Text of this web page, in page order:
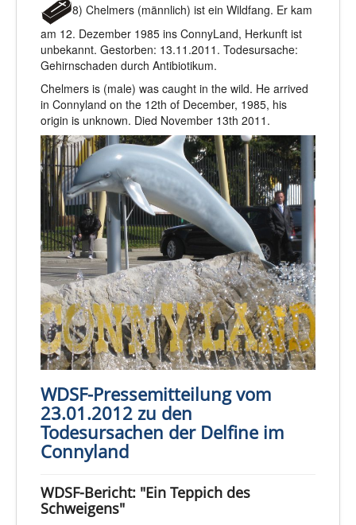
8) Chelmers (männlich) ist ein Wildfang. Er kam
am 12. Dezember 1985 ins ConnyLand, Herkunft ist
unbekannt. Gestorben: 13.11.2011. Todesursache:
Gehirnschaden durch Antibiotikum.
Chelmers is (male) was caught in the wild. He arrived
in Connyland on the 12th of December, 1985, his
origin is unknown. Died November 13th 2011.
WDSF-Pressemitteilung vom
23.01.2012 zu den
Todesursachen der Delfine im
Connyland
WDSF-Bericht: "Ein Teppich des
Schweigens"